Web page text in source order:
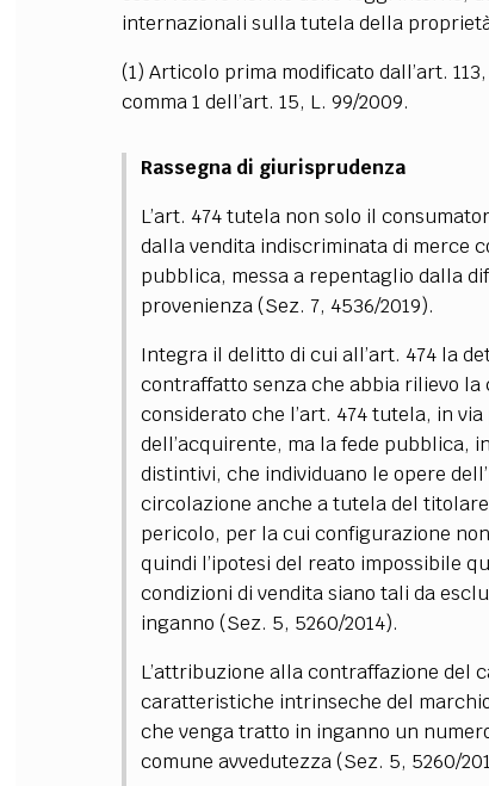
internazionali sulla tutela della
(1) Articolo prima modificato dall’art.
comma 1 dell’art. 15, L. 99/2009.
Rassegna di giurisprudenza
L’art. 474 tutela non solo il
dalla vendita indiscriminata di merce
pubblica, messa a repentaglio dalla
provenienza (Sez. 7, 4536/2019).
Integra il delitto di cui all’art. 474 la
contraffatto senza che abbia rilievo
considerato che l’art. 474 tutela, in
dell’acquirente, ma la fede pubblica,
distintivi, che individuano le opere
circolazione anche a tutela del
pericolo, per la cui configurazione
quindi l’ipotesi del reato impossibile
condizioni di vendita siano tali da
inganno (Sez. 5, 5260/2014).
L’attribuzione alla contraffazione del
caratteristiche intrinseche del
che venga tratto in inganno un
comune avvedutezza (Sez. 5, 5260/